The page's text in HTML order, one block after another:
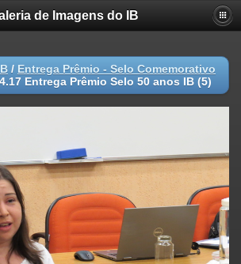
de Imagens do IB
/ Entrega Prêmio - Selo Comemorativo
Entrega Prêmio Selo 50 anos IB (5)